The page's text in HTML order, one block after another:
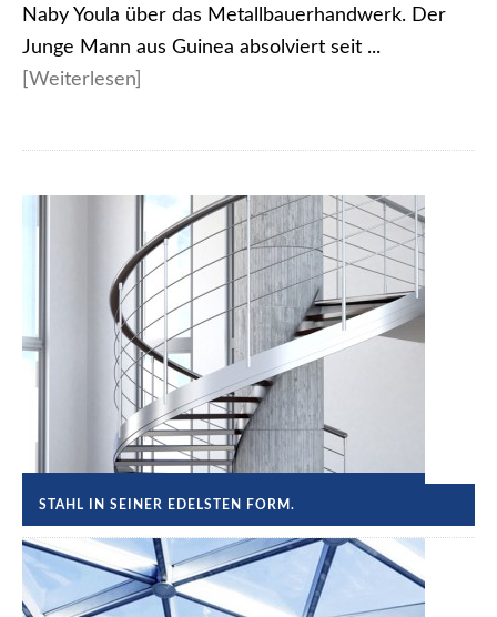
Naby Youla über das Metallbauerhandwerk. Der
Junge Mann aus Guinea absolviert seit ...
[Weiterlesen]
STAHL IN SEINER EDELSTEN FORM.